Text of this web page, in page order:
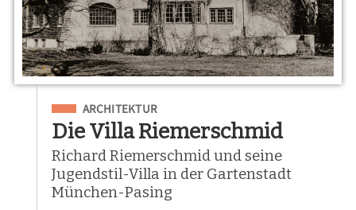
Eingeordnet unter
ARCHITEKTUR
Die Villa Riemerschmid
Richard Riemerschmid und seine
Jugendstil-Villa in der Gartenstadt
München-Pasing